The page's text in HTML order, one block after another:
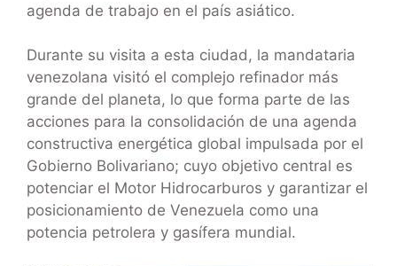
agenda de trabajo en el país asiático.
Durante su visita a esta ciudad, la mandataria
venezolana visitó el complejo refinador más
grande del planeta, lo que forma parte de las
acciones para la consolidación de una agenda
constructiva energética global impulsada por el
Gobierno Bolivariano; cuyo objetivo central es
potenciar el Motor Hidrocarburos y garantizar el
posicionamiento de Venezuela como una
potencia petrolera y gasífera mundial.